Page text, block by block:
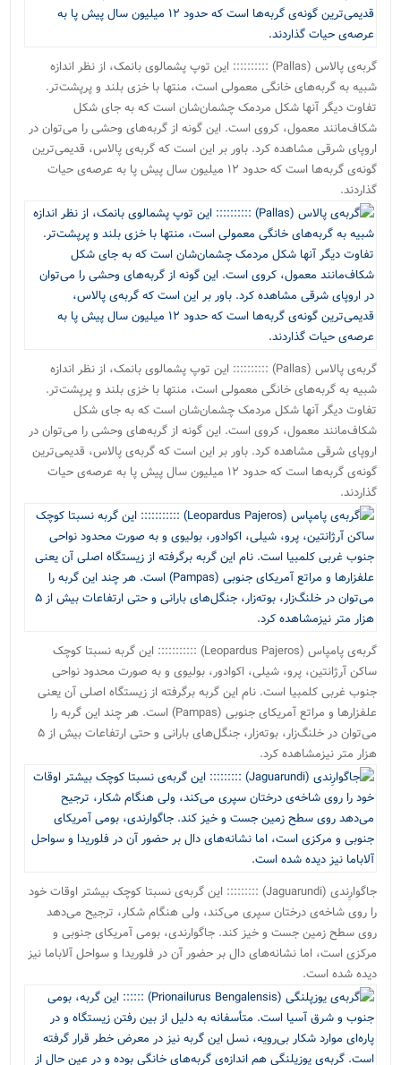
گربه‌ی پالاس (Pallas) :::::::::: این توپ پشمالوی بانمک، از نظر اندازه
شبیه به گربه‌های خانگی معمولی است، منتها با خزی بلند و پرپشت‌تر.
تفاوت دیگر آنها شکل مردمک چشمان‌شان است که به جای شکل
شکاف‌مانند معمول، کروی است. این گونه از گربه‌های وحشی را می‌توان در
اروپای شرقی مشاهده کرد. باور بر این است که گربه‌ی پالاس، قدیمی‌ترین
گونه‌ی گربه‌ها است که حدود ۱۲ میلیون سال پیش پا به عرصه‌ی حیات
گذاردند.
گربه‌ی پالاس (Pallas) :::::::::: این توپ پشمالوی بانمک، از نظر اندازه
شبیه به گربه‌های خانگی معمولی است، منتها با خزی بلند و پرپشت‌تر.
تفاوت دیگر آنها شکل مردمک چشمان‌شان است که به جای شکل
شکاف‌مانند معمول، کروی است. این گونه از گربه‌های وحشی را می‌توان در
اروپای شرقی مشاهده کرد. باور بر این است که گربه‌ی پالاس، قدیمی‌ترین
گونه‌ی گربه‌ها است که حدود ۱۲ میلیون سال پیش پا به عرصه‌ی حیات
گذاردند.
گربه‌ی پامپاس (Leopardus Pajeros) ::::::::::: این گربه‌ نسبتا کوچک
ساکن آرژانتین، پرو، شیلی، اکوادور، بولیوی و به صورت محدود نواحی
جنوب غربی کلمبیا است. نام این گربه برگرفته از زیستگاه اصلی آن یعنی
علفزارها و مراتع آمریکای جنوبی (Pampas) است. هر چند این گربه را
می‌توان در خلنگ‌زار، بوته‌زار، جنگل‌های بارانی و حتی ارتفاعات بیش از ۵
هزار متر نیزمشاهده کرد.
جاگوارِندی (Jaguarundi) ::::::::: این گربه‌ی نسبتا کوچک بیشتر اوقات خود
را روی شاخه‌ی درختان سپری می‌کند، ولی هنگام شکار، ترجیح می‌دهد
روی سطح زمین جست و خیز کند. جاگوارندی، بومی آمریکای جنوبی و
مرکزی است، اما نشانه‌های دال بر حضور آن در فلوریدا و سواحل آلاباما نیز
دیده شده است.